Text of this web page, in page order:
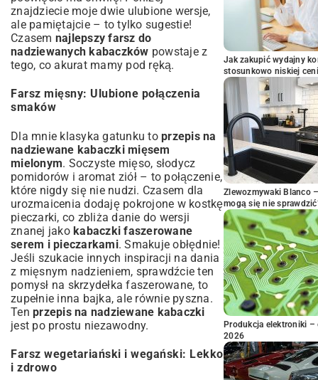
znajdziecie moje dwie ulubione wersje,
ale pamiętajcie – to tylko sugestie!
Czasem najlepszy farsz do
nadziewanych kabaczków powstaje z
tego, co akurat mamy pod ręką.
Farsz mięsny: Ulubione połączenia
smaków
Dla mnie klasyka gatunku to przepis na
nadziewane kabaczki mięsem
mielonym. Soczyste mięso, słodycz
pomidorów i aromat ziół – to połączenie,
które nigdy się nie nudzi. Czasem dla
urozmaicenia dodaję pokrojone w kostkę
pieczarki, co zbliża danie do wersji
znanej jako kabaczki faszerowane
serem i pieczarkami. Smakuje obłędnie!
Jeśli szukacie innych inspiracji na dania
z mięsnym nadzieniem, sprawdźcie ten
pomysł na skrzydełka faszerowane, to
zupełnie inna bajka, ale równie pyszna.
Ten przepis na nadziewane kabaczki
jest po prostu niezawodny.
Farsz wegetariański i wegański: Lekko
i zdrowo
Jak zakupić wydajny
stosunkowo niskiej
Zlewozmywaki Blanco
mogą się nie
Produkcja elektroniki –
2026